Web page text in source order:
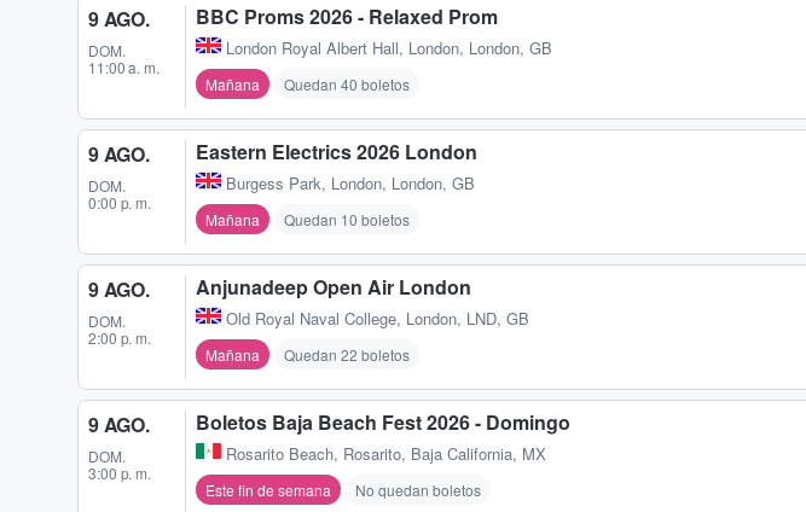
9 AGO.
DOM.
11:00 a. m.
BBC Proms 2026 - Relaxed Prom
London Royal Albert Hall, London, London, GB
Mañana Quedan 40 boletos
9 AGO.
DOM.
0:00 p. m.
Eastern Electrics 2026 London
Burgess Park, London, London, GB
Mañana Quedan 10 boletos
9 AGO.
DOM.
2:00 p. m.
Anjunadeep Open Air London
Old Royal Naval College, London, LND, GB
Mañana Quedan 22 boletos
9 AGO.
DOM.
3:00 p. m.
Boletos Baja Beach Fest 2026 - Domingo
Rosarito Beach, Rosarito, Baja California, MX
Este fin de semana No quedan boletos